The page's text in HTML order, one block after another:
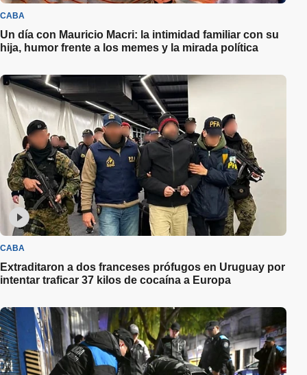
CABA
Un día con Mauricio Macri: la intimidad familiar con su
hija, humor frente a los memes y la mirada política
CABA
Extraditaron a dos franceses prófugos en Uruguay por
intentar traficar 37 kilos de cocaína a Europa